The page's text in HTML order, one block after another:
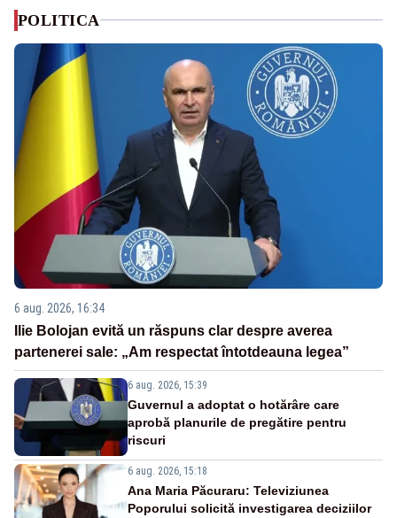
POLITICA
6 aug. 2026, 16:34
Ilie Bolojan evită un răspuns clar despre averea
partenerei sale: „Am respectat întotdeauna legea”
6 aug. 2026, 15:39
Guvernul a adoptat o hotărâre care
aprobă planurile de pregătire pentru
riscuri
6 aug. 2026, 15:18
Ana Maria Păcuraru: Televiziunea
Poporului solicită investigarea deciziilor